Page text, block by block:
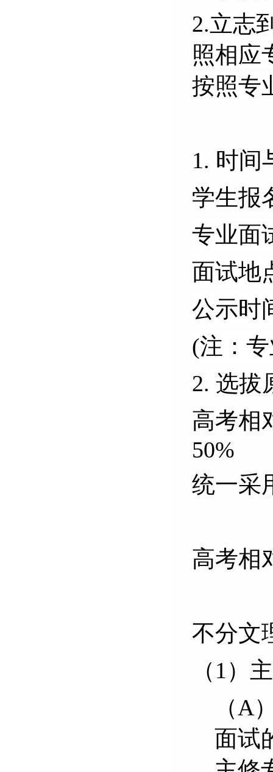
2.立志
照相应
按照专
1. 时间
学生报
专业面
面试地
公示时
(注：
2. 选拔
高考相
50%
统一采
高考相
不分文
（1）
（A
面试